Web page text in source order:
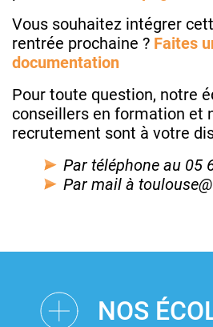
Vous souhaitez intégrer
rentrée prochaine ? Faites
documentation
Pour toute question, notre
conseillers en formation et
recrutement sont à votre
Par téléphone au 05
Par mail à
NOS